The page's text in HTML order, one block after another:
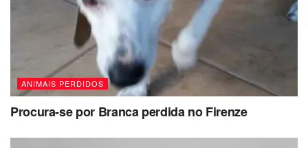
ANIMAIS PERDIDOS
Procura-se por Branca perdida no Firenze